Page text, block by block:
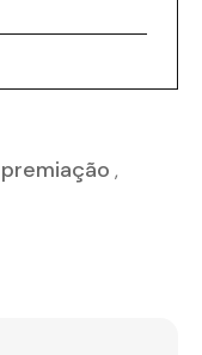
premiação ,